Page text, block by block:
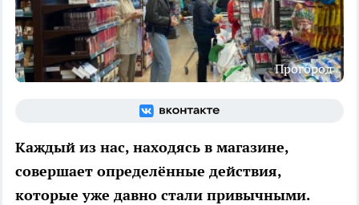
Прогород
Каждый из нас, находясь в магазине,
совершает определённые действия,
которые уже давно стали привычными.